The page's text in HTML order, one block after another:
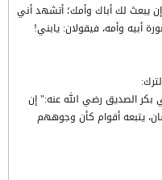
إن يبعث لك أباك وأمك؛ أتشهد أني
أبيه وأمه، فيقولان: يابني!
بكر الصديق رضي الله عنه:" إن
يتبعه أقوام كأن وجوههم